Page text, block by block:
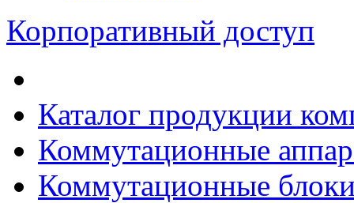
Корпоративный доступ
Каталог продукции
Коммутационные
Коммутационные